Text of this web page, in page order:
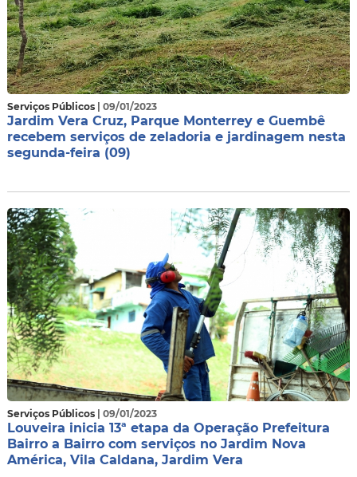
Serviços Públicos | 09/01/2023
Jardim Vera Cruz, Parque Monterrey e Guembê
recebem serviços de zeladoria e jardinagem nesta
segunda-feira (09)
Serviços Públicos | 09/01/2023
Louveira inicia 13ª etapa da Operação Prefeitura
Bairro a Bairro com serviços no Jardim Nova
América, Vila Caldana, Jardim Vera